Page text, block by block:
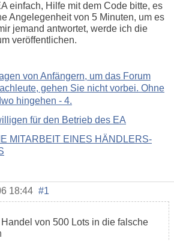
einfach, Hilfe mit dem Code bitte, es
Angelegenheit von 5 Minuten, um es
jemand antwortet, werde ich die
veröffentlichen.
von Anfängern, um das Forum
gehen Sie nicht vorbei. Ohne
hingehen - 4.
für den Betrieb des EA
MITARBEIT EINES HÄNDLERS-
18:44 #1
von 500 Lots in die falsche